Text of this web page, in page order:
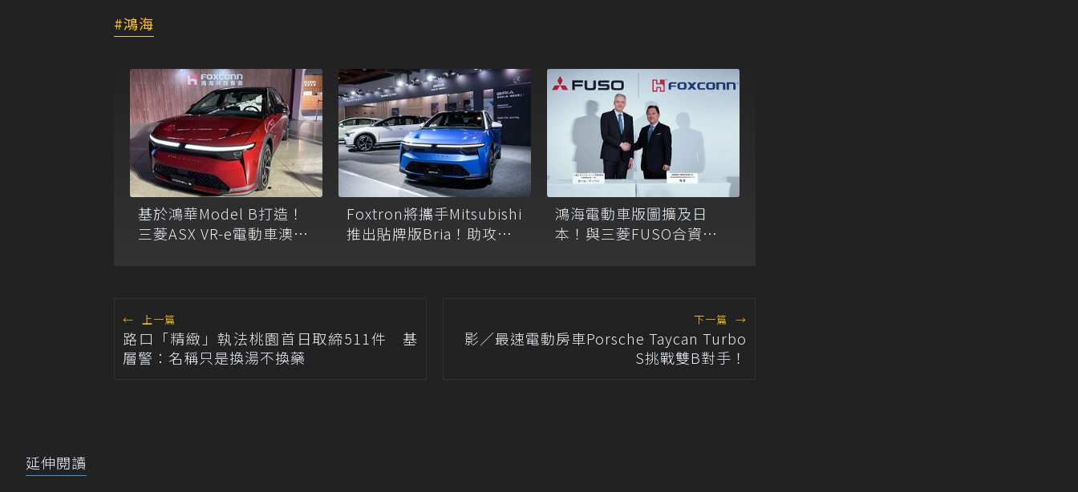
鴻海
基於鴻華Model B打造！
三菱ASX VR-e電動車澳洲
Foxtron將攜手Mitsubishi
推出貼牌版Bria！助攻日
鴻海電動車版圖擴及日
本！與三菱FUSO合資成
← 上一篇
路口「精緻」執法桃園首日取締511件 基
層警：名稱只是換湯不換藥
下一篇 →
影／最速電動房車Porsche Taycan Turbo
S挑戰雙B對手！
延伸閱讀